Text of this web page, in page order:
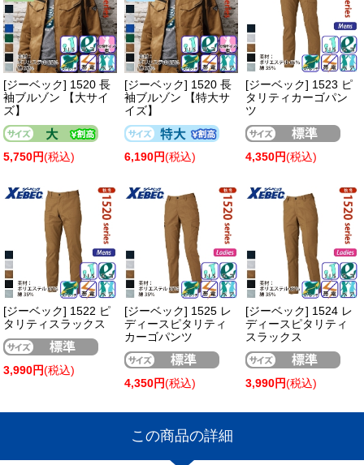
[ジーベック] 1520 長
袖ブルゾン 【大サイ
ズ】
5,750円(税込)
[ジーベック] 1520 長
袖ブルゾン 【特大サ
イズ】
6,190円(税込)
[ジーベック] 1523 ピ
タリティカーゴパン
ツ
4,350円(税込)
[ジーベック] 1522 ピ
タリティスラックス
3,990円(税込)
[ジーベック] 1525 レ
ディースピタリティ
カーゴパンツ
4,350円(税込)
[ジーベック] 1524 レ
ディースピタリティ
スラックス
3,990円(税込)
この商品の詳細